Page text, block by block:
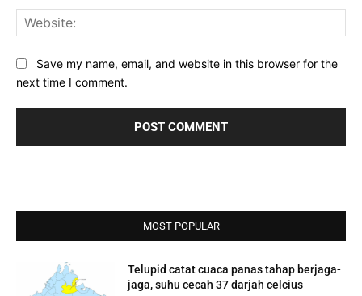
Save my name, email, and website in this browser for the
next time I comment.
MOST POPULAR
Telupid catat cuaca panas tahap berjaga-
jaga, suhu cecah 37 darjah celcius